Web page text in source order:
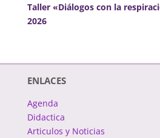
Taller «Diálogos con la
2026
ENLACES
Agenda
Didactica
Articulos y Noticias